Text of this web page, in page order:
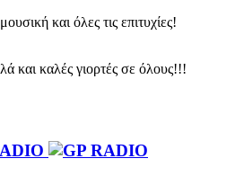
και όλες τις επιτυχίες!
και καλές γιορτές σε όλους!!!